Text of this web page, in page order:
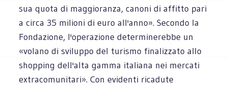
sua quota di maggioranza, canoni di affitto pari
a circa 35 milioni di euro all'anno». Secondo la
Fondazione, l'operazione determinerebbe un
«volano di sviluppo del turismo finalizzato allo
shopping dell'alta gamma italiana nei mercati
extracomunitari». Con evidenti ricadute